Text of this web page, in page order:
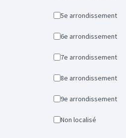
5e arrondissement
6e arrondissement
7e arrondissement
8e arrondissement
9e arrondissement
Non localisé